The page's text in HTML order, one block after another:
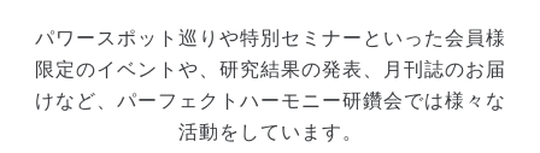
パワースポット巡りや特別セミナーといった会員様
限定のイベントや、研究結果の発表、月刊誌のお届
けなど、パーフェクトハーモニー研鑽会では様々な
活動をしています。